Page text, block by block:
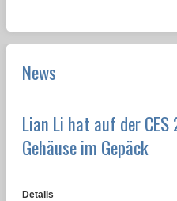
News
Lian Li hat auf der
Gehäuse im Gepäck
Details